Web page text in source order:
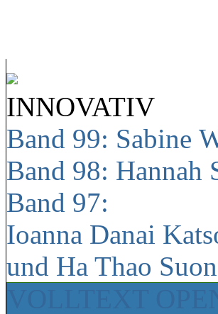
INNOVATIV
Band 99: Sabine
Band 98: Hannah
Band 97:
Ioanna Danai
und Ha Thao